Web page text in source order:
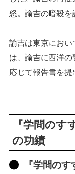
怒。諭吉の暗殺を
諭吉は東京におい
は、諭吉に西洋の
応じて報告書を提
『学問のす
の功績
『学問の